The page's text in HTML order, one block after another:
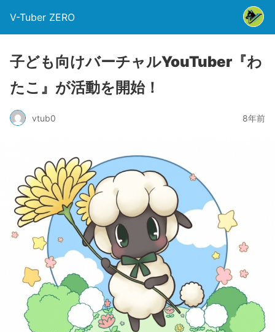
V-Tuber ZERO
子ども向けバーチャルYouTuber『わ
たこ』が活動を開始！
vtub0 8年前